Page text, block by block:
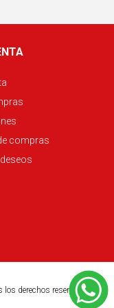
compras
deseos
derechos reservados.